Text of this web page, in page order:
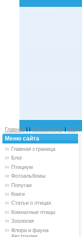
Главная | | Регистрация | Вход
Меню сайта
Главная страница
Блог
Птициум
Фотоальбомы
Попугаи
Книги
Статьи о птицах
Комнатные птицы
Зоология
Флора и фауна
Австралии